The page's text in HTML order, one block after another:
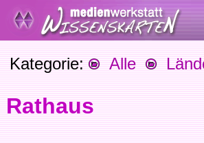
Kategorie: Alle
Rathaus